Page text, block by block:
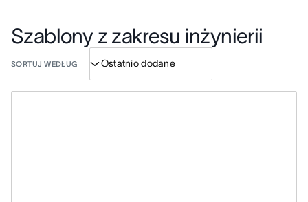
Szablony z zakresu inżynierii
SORTUJ WEDŁUG